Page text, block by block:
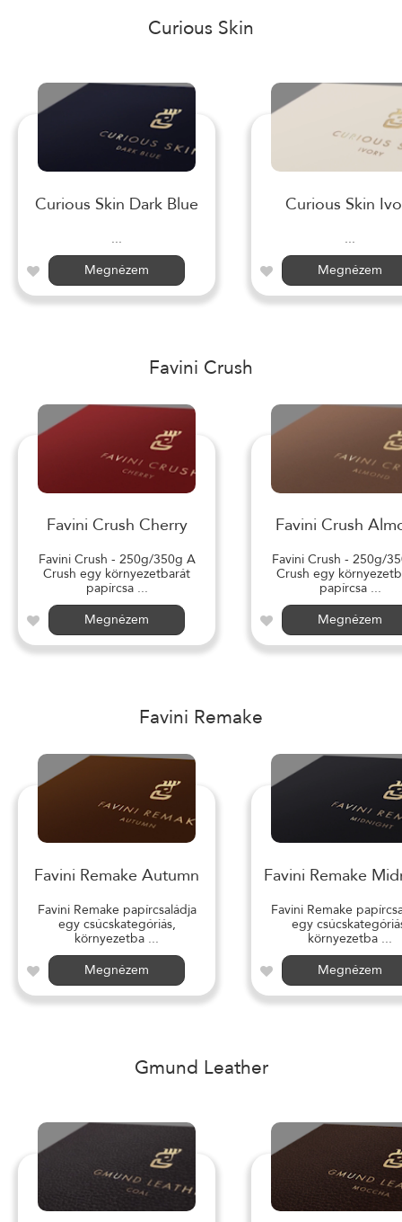
Curious Skin
Curious Skin Dark Blue
...
Megnézem
Curious Skin
...
Megnézem
Favini Crush
Favini Crush Cherry
Favini Crush - 250g/350g A
Crush egy környezetbarát
papírcsa ...
Megnézem
Favini Crush
Favini Crush - 250g/
Crush egy
papírcsa ...
Megnézem
Favini Remake
Favini Remake Autumn
Favini Remake papírcsaládja
egy csúcskategóriás,
környezetba ...
Megnézem
Favini Remake
Favini Remake
egy
környezetba ...
Megnézem
Gmund Leather